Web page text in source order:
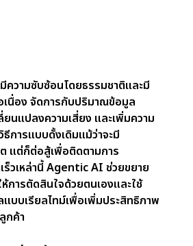
วยลดการทุจริต ซึ่งช่วยประหยัดค่าใช้
ะกันอย่างมหาศาล
AI จึงจำเป็น
าหกรรมประกันภัย